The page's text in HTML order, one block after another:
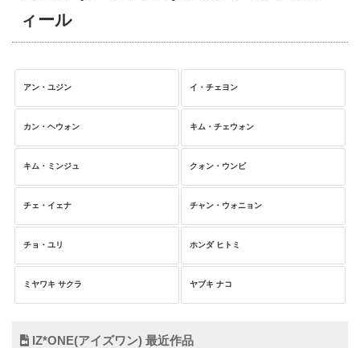
ン、キム・チェウォン、キム・ミンジュ、イ・チェヨン）、
日本人3人（宮脇咲良、矢吹奈子、本田仁美）。
「12」に見えることから、「12（IZ）種の色彩を持ったそれ
ぞれの星たちが一つ（ONE）になるよう、すべてが一つにな
る瞬間」という意味が込められている。
PRODUCE48 投票操作疑惑及び今後の活動
IZ*ONEはMnetサバイバルオーディション番組
「PRODUCE(プロデュース)48」で勝ち残ったメンバーで結成
された日韓共同アイドルグループである。しかし、2019年11
と自白を行ったことが明らかになり、今後の活動が懸念され
ィール
アン・ユジン イ・チェヨン
カン・ヘウォン キム・チェウォン
キム・ミンジュ クォン・ウンビ
チェ・イェナ チャン・ウォニョン
チョ・ユリ ホンダ ヒトミ
ミヤワキ サクラ ヤブキ ナコ
IZ*ONE(アイズワン) 最近作品